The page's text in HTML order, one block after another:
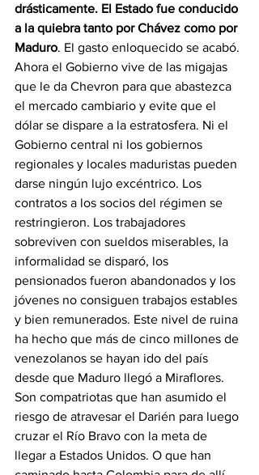
drásticamente. El Estado fue conducido
a la quiebra tanto por Chávez como por
Maduro. El gasto enloquecido se acabó.
Ahora el Gobierno vive de las migajas
que le da Chevron para que abastezca
el mercado cambiario y evite que el
dólar se dispare a la estratosfera. Ni el
Gobierno central ni los gobiernos
regionales y locales maduristas pueden
darse ningún lujo excéntrico. Los
contratos a los socios del régimen se
restringieron. Los trabajadores
sobreviven con sueldos miserables, la
informalidad se disparó, los
pensionados fueron abandonados y los
jóvenes no consiguen trabajos estables
y bien remunerados. Este nivel de ruina
ha hecho que más de cinco millones de
venezolanos se hayan ido del país
desde que Maduro llegó a Miraflores.
Son compatriotas que han asumido el
riesgo de atravesar el Darién para luego
cruzar el Río Bravo con la meta de
llegar a Estados Unidos. O que han